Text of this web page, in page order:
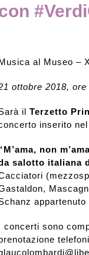
stampa
mostre esterne
al Museo –
ottobre 2018, ore
il Terzetto
inserito nel
non
salotto italiana
concerti sono